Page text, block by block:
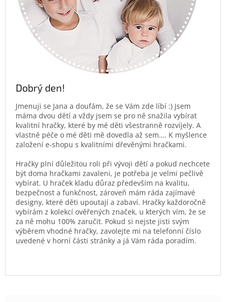
Dobrý den!
Jmenuji se Jana a doufám, že se Vám zde líbí :) Jsem
máma dvou dětí a vždy jsem se pro ně snažila vybírat
kvalitní hračky, které by mé děti všestranně rozvíjely. A
vlastně péče o mé děti mě dovedla až sem…. K myšlence
založení e-shopu s kvalitními dřevěnými hračkami.
Hračky plní důležitou roli při vývoji dětí a pokud nechcete
být doma hračkami zavaleni, je potřeba je velmi pečlivě
vybírat. U hraček kladu důraz především na kvalitu,
bezpečnost a funkčnost, zároveň mám ráda zajímavé
designy, které děti upoutají a zabaví. Hračky každoročně
vybírám z kolekcí ověřených značek, u kterých vím, že se
za ně mohu 100% zaručit. Pokud si nejste jisti svým
výběrem vhodné hračky, zavolejte mi na telefonní číslo
uvedené v horní části stránky a já Vám ráda poradím.